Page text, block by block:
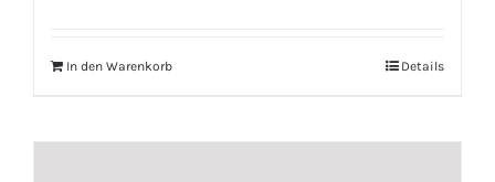
In den Warenkorb Details